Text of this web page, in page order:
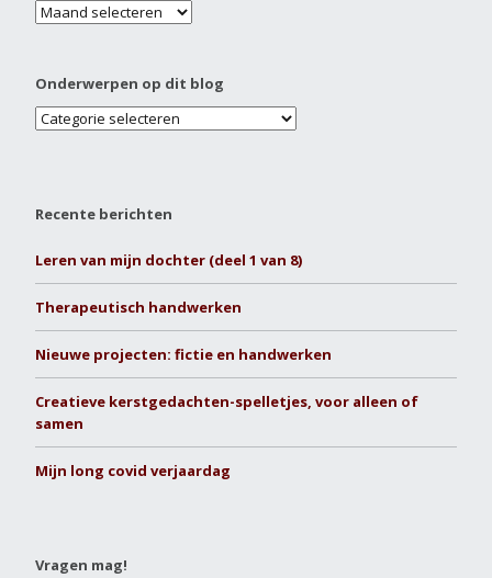
Onderwerpen op dit blog
Recente berichten
Leren van mijn dochter (deel 1 van 8)
Therapeutisch handwerken
Nieuwe projecten: fictie en handwerken
Creatieve kerstgedachten-spelletjes, voor alleen of
samen
Mijn long covid verjaardag
Vragen mag!